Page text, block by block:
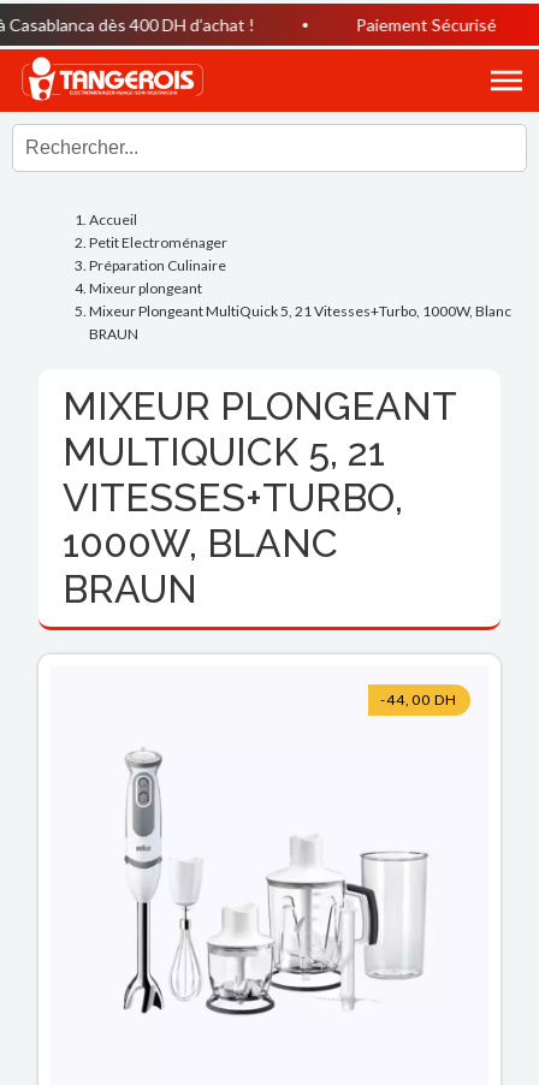
dès 400 DH d’achat ! Paiement Sécurisé
Accueil
Petit Electroménager
Préparation Culinaire
Mixeur plongeant
Mixeur Plongeant MultiQuick 5, 21 Vitesses+Turbo, 1000W, Blanc
BRAUN
MIXEUR PLONGEANT
MULTIQUICK 5, 21
VITESSES+TURBO,
1000W, BLANC
BRAUN
-44,00 DH